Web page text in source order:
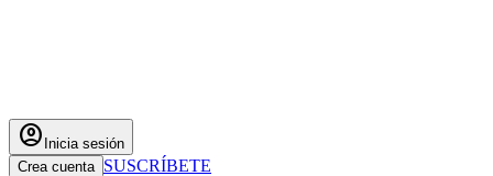
account_circle Inicia sesión
Crea cuenta SUSCRÍBETE